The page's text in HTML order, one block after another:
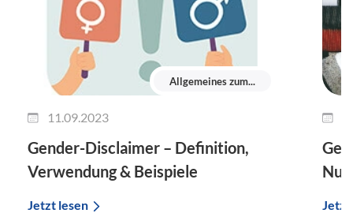
Allgemeines zum...
11.09.2023
Gender-Disclaimer – Definition,
Verwendung & Beispiele
Jetzt lesen Jetzt